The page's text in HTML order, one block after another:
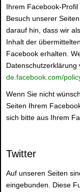
Ihrem Facebook-
Besuch unserer
darauf hin, dass wir
Inhalt der
Facebook erhalten.
de.facebook.com/
Wenn Sie nicht
Seiten Ihrem
sich bitte aus Ihrem
Twitter
Auf unseren Seiten
eingebunden. Diese